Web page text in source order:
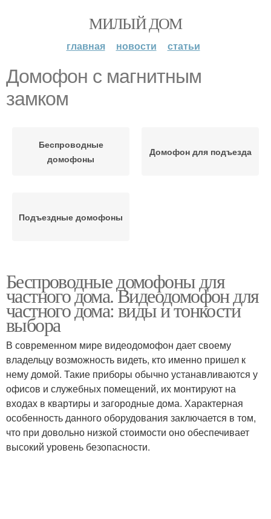
МИЛЫЙ ДОМ
главная новости статьи
Домофон с магнитным
замком
Беспроводные
домофоны
Домофон для подъезда
Подъездные домофоны
Беспроводные домофоны для
частного дома. Видеодомофон для
частного дома: виды и тонкости
выбора
В современном мире видеодомофон дает своему
владельцу возможность видеть, кто именно пришел к
нему домой. Такие приборы обычно устанавливаются у
офисов и служебных помещений, их монтируют на
входах в квартиры и загородные дома. Характерная
особенность данного оборудования заключается в том,
что при довольно низкой стоимости оно обеспечивает
высокий уровень безопасности.